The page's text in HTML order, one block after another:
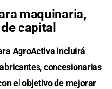
maquinaria,
capital
AgroActiva incluirá
concesionarias
el objetivo de mejorar